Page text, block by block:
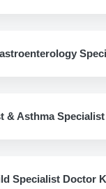
& Asthma
Specialist Doctor